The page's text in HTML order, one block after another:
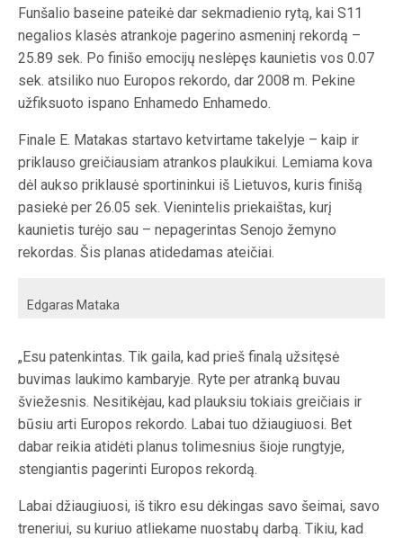
Funšalio baseine pateikė dar sekmadienio rytą, kai S11
negalios klasės atrankoje pagerino asmeninį rekordą –
25.89 sek. Po finišo emocijų neslėpęs kaunietis vos 0.07
sek. atsiliko nuo Europos rekordo, dar 2008 m. Pekine
užfiksuoto ispano Enhamedo Enhamedo.
Finale E. Matakas startavo ketvirtame takelyje – kaip ir
priklauso greičiausiam atrankos plaukikui. Lemiama kova
dėl aukso priklausė sportininkui iš Lietuvos, kuris finišą
pasiekė per 26.05 sek. Vienintelis priekaištas, kurį
kaunietis turėjo sau – nepagerintas Senojo žemyno
rekordas. Šis planas atidedamas ateičiai.
Edgaras Mataka
„Esu patenkintas. Tik gaila, kad prieš finalą užsitęsė
buvimas laukimo kambaryje. Ryte per atranką buvau
šviežesnis. Nesitikėjau, kad plauksiu tokiais greičiais ir
būsiu arti Europos rekordo. Labai tuo džiaugiuosi. Bet
dabar reikia atidėti planus tolimesnius šioje rungtyje,
stengiantis pagerinti Europos rekordą.
Labai džiaugiuosi, iš tikro esu dėkingas savo šeimai, savo
treneriui, su kuriuo atliekame nuostabų darbą. Tikiu, kad